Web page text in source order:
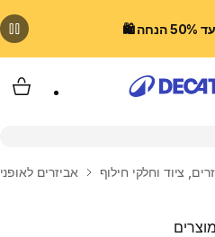
ציוד וחלקי חילוף אביזרים